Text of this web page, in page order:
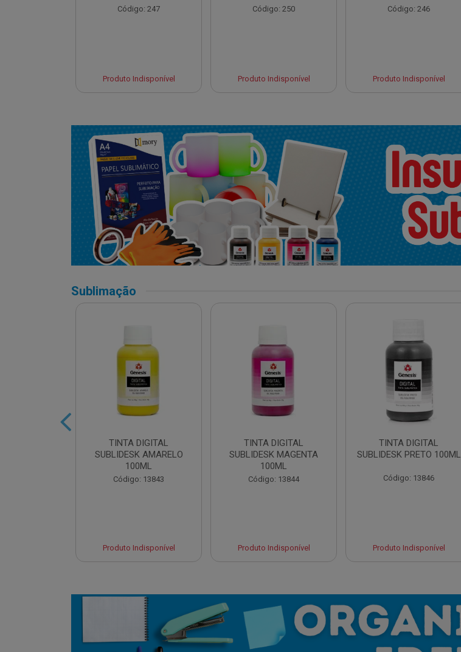
Código: 247
Produto Indisponível
Código: 250
Produto Indisponível
Código: 246
Produto Indisponível
Sublimação
TINTA DIGITAL
SUBLIDESK AMARELO
100ML
Código: 13843
Produto Indisponível
TINTA DIGITAL
SUBLIDESK MAGENTA
100ML
Código: 13844
Produto Indisponível
TINTA DIGITAL
SUBLIDESK PRETO 100ML
Código: 13846
Produto Indisponível